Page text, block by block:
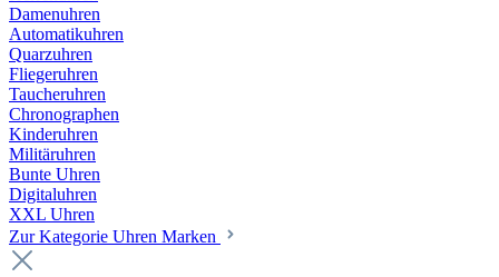
Damenuhren
Automatikuhren
Quarzuhren
Fliegeruhren
Taucheruhren
Chronographen
Kinderuhren
Militäruhren
Bunte Uhren
Digitaluhren
XXL Uhren
Zur Kategorie Uhren Marken